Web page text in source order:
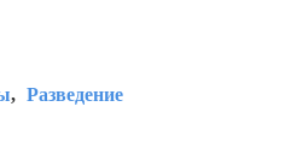
Разведение